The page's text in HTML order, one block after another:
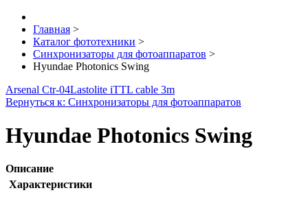
Главная >
Каталог фототехники >
Синхронизаторы для фотоаппаратов >
Hyundae Photonics Swing
Arsenal Ctr-04Lastolite iTTL cable 3m
Вернуться к: Синхронизаторы для фотоаппаратов
Hyundae Photonics Swing
Описание
Характеристики